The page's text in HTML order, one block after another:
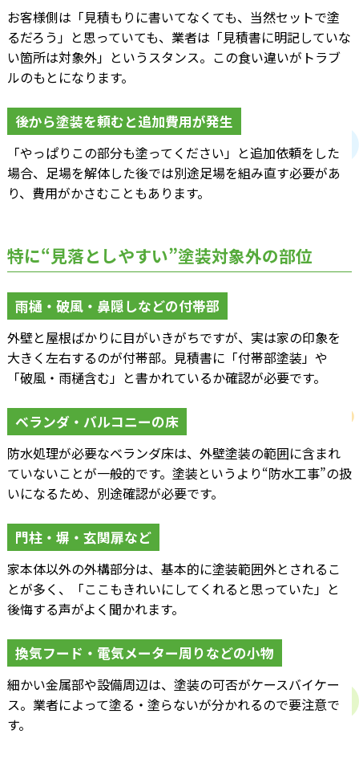
お客様側は「見積もりに書いてなくても、当然セットで塗
るだろう」と思っていても、業者は「見積書に明記していな
い箇所は対象外」というスタンス。この食い違いがトラブ
ルのもとになります。
後から塗装を頼むと追加費用が発生
「やっぱりこの部分も塗ってください」と追加依頼をした
場合、足場を解体した後では別途足場を組み直す必要があ
り、費用がかさむこともあります。
特に“見落としやすい”塗装対象外の部位
雨樋・破風・鼻隠しなどの付帯部
外壁と屋根ばかりに目がいきがちですが、実は家の印象を
大きく左右するのが付帯部。見積書に「付帯部塗装」や
「破風・雨樋含む」と書かれているか確認が必要です。
ベランダ・バルコニーの床
防水処理が必要なベランダ床は、外壁塗装の範囲に含まれ
ていないことが一般的です。塗装というより“防水工事”の扱
いになるため、別途確認が必要です。
門柱・塀・玄関扉など
家本体以外の外構部分は、基本的に塗装範囲外とされるこ
とが多く、「ここもきれいにしてくれると思っていた」と
後悔する声がよく聞かれます。
換気フード・電気メーター周りなどの小物
細かい金属部や設備周辺は、塗装の可否がケースバイケー
ス。業者によって塗る・塗らないが分かれるので要注意で
す。